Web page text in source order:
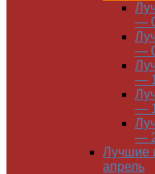
—
—
—
—
—
Лучшие
апрель